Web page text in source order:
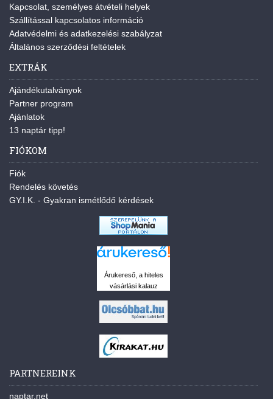
Kapcsolat, személyes átvételi helyek
Szállítással kapcsolatos információ
Adatvédelmi és adatkezelési szabályzat
Általános szerződési feltételek
EXTRÁK
Ajándékutalványok
Partner program
Ajánlatok
13 naptár tipp!
FIÓKOM
Fiók
Rendelés követés
GY.I.K. - Gyakran ismétlődő kérdések
Árukereső, a hiteles
vásárlási kalauz
PARTNEREINK
naptar.net